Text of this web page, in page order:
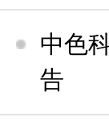
中色
告